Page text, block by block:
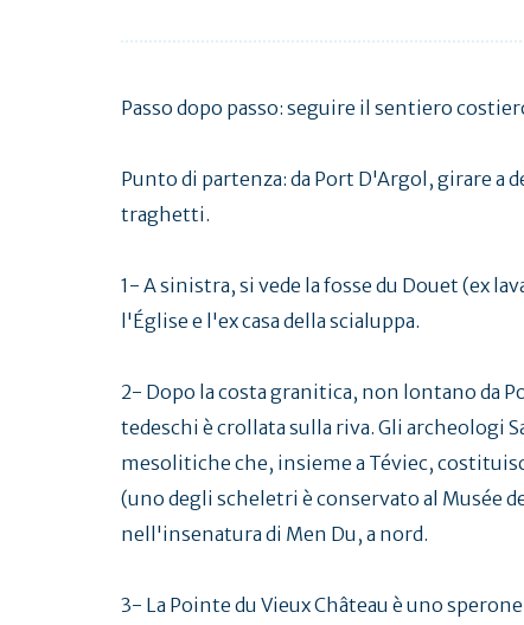
Passo dopo passo: seguire il sentiero
Punto di partenza: da Port D'Argol, girare
traghetti.
1- A sinistra, si vede la fosse du Douet (ex
l'Église e l'ex casa della scialuppa.
2- Dopo la costa granitica, non lontano da
tedeschi è crollata sulla riva. Gli archeologi
mesolitiche che, insieme a Téviec,
(uno degli scheletri è conservato al Musée
nell'insenatura di Men Du, a nord.
3- La Pointe du Vieux Château è uno